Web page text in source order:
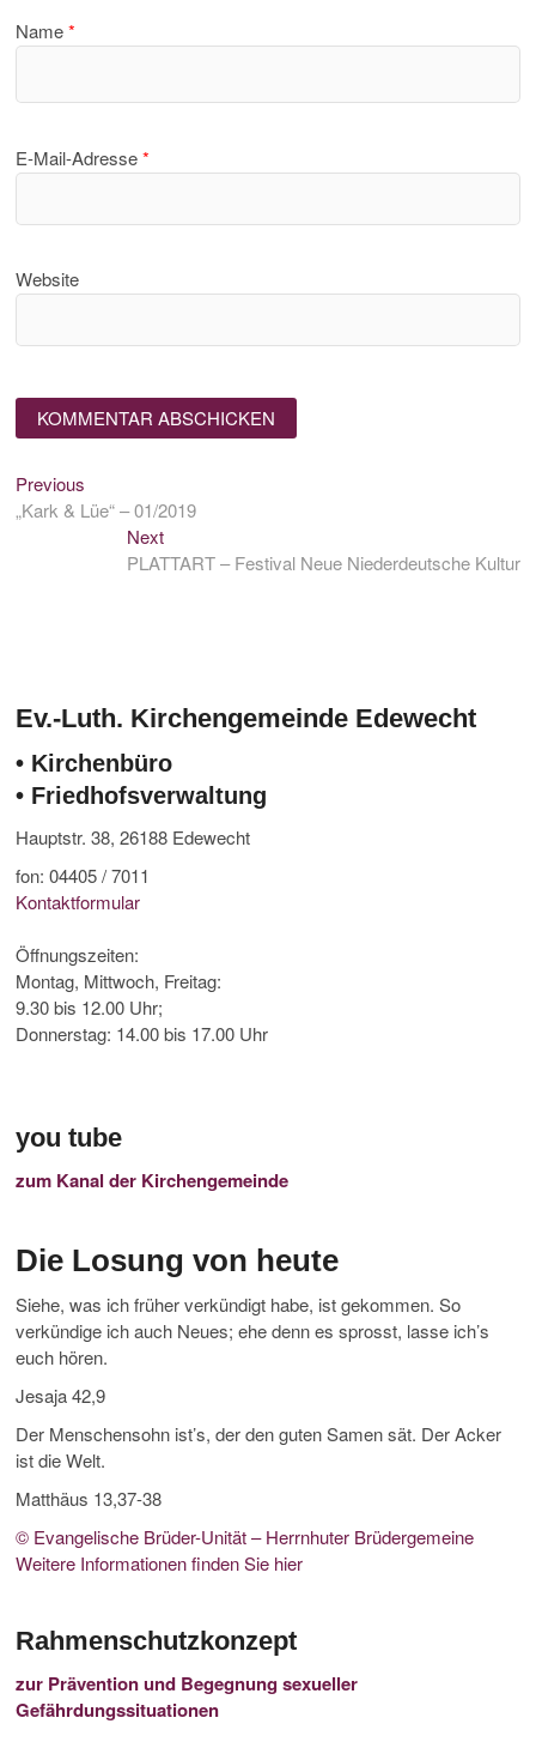
Name*
E-Mail-Adresse*
Website
Beitragsnavigation
Previous
post:
„Kark & Lüe“ – 01/2019
NextNext
post:
PLATTART – Festival Neue Niederdeutsche Kultur
Ev.-Luth. Kirchengemeinde Edewecht
• Kirchenbüro
• Friedhofsverwaltung
Hauptstr. 38, 26188 Edewecht
fon: 04405 / 7011
Kontaktformular
Öffnungszeiten:
Montag, Mittwoch, Freitag:
9.30 bis 12.00 Uhr;
Donnerstag: 14.00 bis 17.00 Uhr
you tube
zum Kanal der Kirchengemeinde
Die Losung von heute
Siehe, was ich früher verkündigt habe, ist gekommen. So
verkündige ich auch Neues; ehe denn es sprosst, lasse ich’s
euch hören.
Jesaja 42,9
Der Menschensohn ist’s, der den guten Samen sät. Der Acker
ist die Welt.
Matthäus 13,37-38
© Evangelische Brüder-Unität – Herrnhuter Brüdergemeine
Weitere Informationen finden Sie hier
Rahmenschutzkonzept
zur Prävention und Begegnung sexueller
Gefährdungssituationen